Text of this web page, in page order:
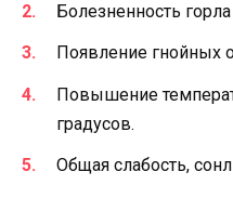
Болезненность
Появление гнойных
Повышение
градусов.
Общая слабость,